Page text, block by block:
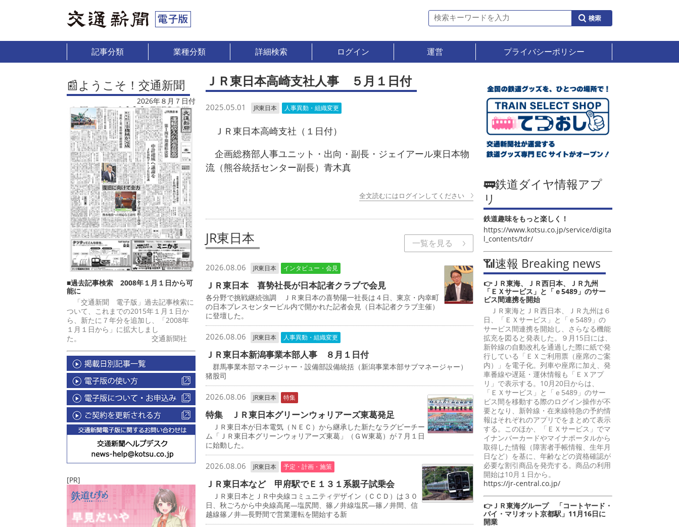
記事分類 業種分類 詳細検索 ログイン 運営 プライバシーポリシー
📰ようこそ！交通新聞
2026年８月７日付
■過去記事検索 2008年１月１日から可
能に
「交通新聞 電子版」過去記事検索に
ついて、これまでの2015年１月１日か
ら、新たに７年分を追加し、「2008年
１月１日から」に拡大しまし
た。 交通新聞社
[PR]
ＪＲ東日本高崎支社人事 ５月１日付
2025.05.01 JR東日本 人事異動・組織変更
ＪＲ東日本高崎支社（１日付）
企画総務部人事ユニット・出向・副長・ジェイアール東日本物
流（熊谷統括センター副長）青木真
全文読むにはログインしてください
JR東日本 一覧を見る
2026.08.06 JR東日本 インタビュー・会見
ＪＲ東日本 喜㔟社長が日本記者クラブで会見
各分野で挑戦継続強調 ＪＲ東日本の喜㔟陽一社長は４日、東京・内幸町
の日本プレスセンタービル内で開かれた記者会見（日本記者クラブ主催）
に登壇した。
2026.08.06 JR東日本 人事異動・組織変更
ＪＲ東日本新潟事業本部人事 ８月１日付
群馬事業本部マネージャー・設備部設備統括（新潟事業本部サブマネージャー）
猪股司
2026.08.06 JR東日本 特集
特集 ＪＲ東日本グリーンウォリアーズ東葛発足
ＪＲ東日本が日本電気（ＮＥＣ）から継承した新たなラグビーチー
ム「ＪＲ東日本グリーンウォリアーズ東葛」（ＧＷ東葛）が７月１日
に始動した。
2026.08.06 JR東日本 予定・計画・施策
ＪＲ東日本など 甲府駅でＥ１３１系親子試乗会
ＪＲ東日本とＪＲ中央線コミュニティデザイン（ＣＣＤ）は３０
日、秋ごろから中央線高尾―塩尻間、篠ノ井線塩尻―篠ノ井間、信
越線篠ノ井―長野間で営業運転を開始する新
🚃鉄道ダイヤ情報アプ
リ
鉄道趣味をもっと楽しく！
https://www.kotsu.co.jp/service/digita
l_contents/tdr/
📶速報 Breaking news
👉ＪＲ東海、ＪＲ西日本、ＪＲ九州
「ＥＸサービス」と「ｅ5489」のサー
ビス間連携を開始
ＪＲ東海とＪＲ西日本、ＪＲ九州は６
日、「ＥＸサービス」と「ｅ5489」の
サービス間連携を開始し、さらなる機能
拡充を図ると発表した。９月15日には、
新幹線の自動改札を通過した際に紙で発
行している「ＥＸご利用票（座席のご案
内）」を電子化。列車や座席に加え、発
車番線や遅延・運休情報も「ＥＸアプ
リ」で表示する。10月20日からは、
「ＥＸサービス」と「ｅ5489」のサー
ビス間を移動する際のログイン操作が不
要となり、新幹線・在来線特急の予約情
報はそれぞれのアプリでをまとめて表示
する。このほか、「ＥＸサービス」でマ
イナンバーカードやマイナポータルから
取得した情報（障害者手帳情報、生年月
日など）を基に、年齢などの資格確認が
必要な割引商品を発売する。商品の利用
開始は10月１日から。
https://jr-central.co.jp/
👉ＪＲ東海グループ 「コートヤード・
バイ・マリオット京都駅」11月16日に
開業